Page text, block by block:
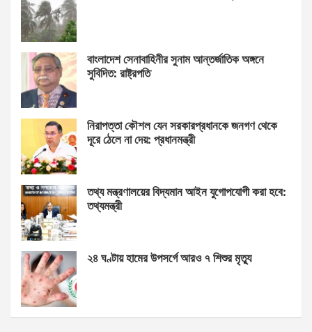
বাংলাদেশ সেনাবাহিনীর সুনাম আন্তর্জাতিক অঙ্গনে
সুবিদিত: রাষ্ট্রপতি
নিরাপত্তা কৌশল যেন সরকারপ্রধানকে জনগণ থেকে
দূরে ঠেলে না দেয়: প্রধানমন্ত্রী
তথ্য মন্ত্রণালয়ের বিদ্যমান আইন যুগোপযোগী করা হবে:
তথ্যমন্ত্রী
২৪ ঘণ্টায় হামের উপসর্গে আরও ৭ শিশুর মৃত্যু